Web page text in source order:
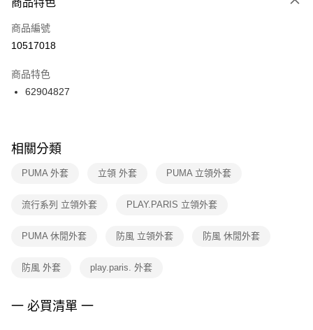
３．安心：先確認商品／服務後，再付款。
【「AFTEE先享後付」結帳流程】
１．於結帳方式選擇「AFTEE先享後付」後，將跳轉至「AFTEE先享後付」
２．訂單成立數日內，您將收到繳費通知簡訊。
３．收到繳費通知簡訊後14天內，點擊此簡訊中的連結，可透過四大超商／
ATM／網路銀行／等多元方式進行付款，方視為交易完成。
※ 交易是否成功請以「AFTEE先享後付 」之結帳頁面顯示為準，若有關於
是否繳費成功／繳費後需取消欲退款等相關疑問，請聯繫「AFTEE先享後付
客戶支援中心」
https://netprotections.freshdesk.com/support/home
１．透過由恩沛科技股份有限公司提供之「AFTEE先享後付」服務完成之交
權轉讓予恩沛科技股份有限公司。
３．未成年的使用者請事先徵得法定代理人或監護人之同意方可使用
４．使用「AFTEE先享後付」時，將依據個別帳號之用戶狀況，依本公司即
每筆NT$100，滿NT$1,500(含以上)免運費
宅配
每筆NT$100，滿NT$1,500(含以上)免運費
付款後門市自取
每筆NT$100，滿NT$1,500(含以上)免運費
商品編號
10517018
商品特色
62904827
相關分類
PUMA 外套 立領 外套 PUMA 立領外套
流行系列 立領外套 PLAY.PARIS 立領外套
PUMA 休閒外套 防風 立領外套 防風 休閒外套
防風 外套 play.paris. 外套
一 必買清單 一